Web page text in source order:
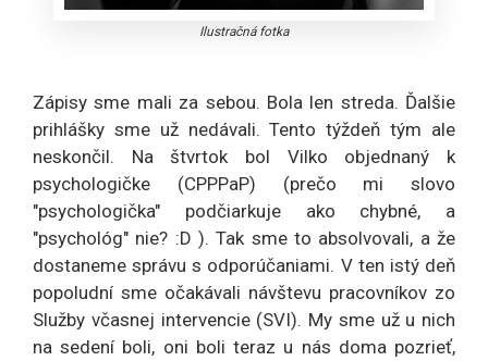
Ilustračná fotka
Zápisy sme mali za sebou. Bola len streda. Ďalšie
prihlášky sme už nedávali. Tento týždeň tým ale
neskončil. Na štvrtok bol Vilko objednaný k
psychologičke (CPPPaP) (prečo mi slovo
"psychologička" podčiarkuje ako chybné, a
"psychológ" nie? :D ). Tak sme to absolvovali, a že
dostaneme správu s odporúčaniami. V ten istý deň
popoludní sme očakávali návštevu pracovníkov zo
Služby včasnej intervencie (SVI). My sme už u nich
na sedení boli, oni boli teraz u nás doma pozrieť,